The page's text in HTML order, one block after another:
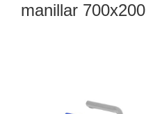
manillar 700x200